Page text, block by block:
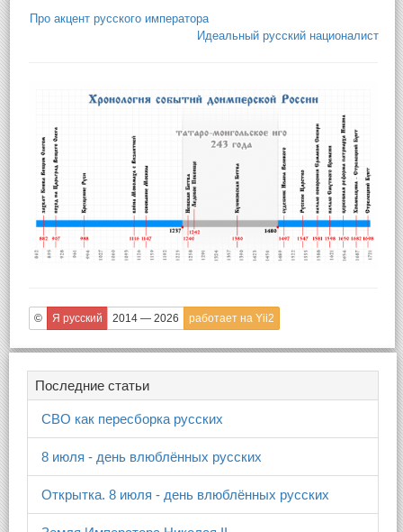
Про акцент русского императора
Идеальный русский националист
© Я русский 2014 — 2026 работает на Yii2
Последние статьи
СВО как пересборка русских
8 июля - день влюблённых русских
Открытка. 8 июля - день влюблённых русских